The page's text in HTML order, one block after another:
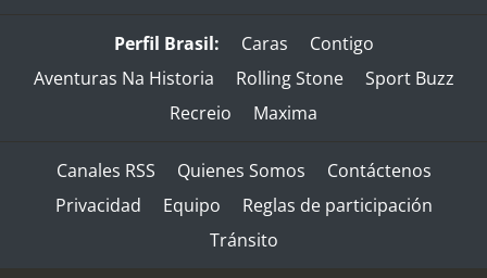
Perfil Brasil: Caras
Contigo
Aventuras Na Historia
Rolling Stone
Sport Buzz
Recreio
Maxima
Canales RSS Quienes Somos
Contáctenos
Privacidad
Equipo
Reglas de participación
Tránsito